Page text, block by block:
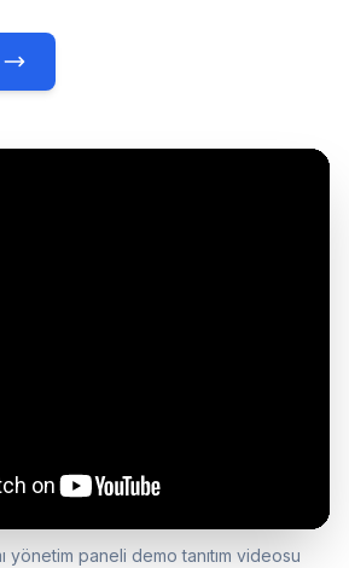
yönetim paneli demo tanıtım videosu